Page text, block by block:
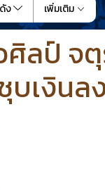
ง เพิ่มเติม
ลป์ จ
บเงินล